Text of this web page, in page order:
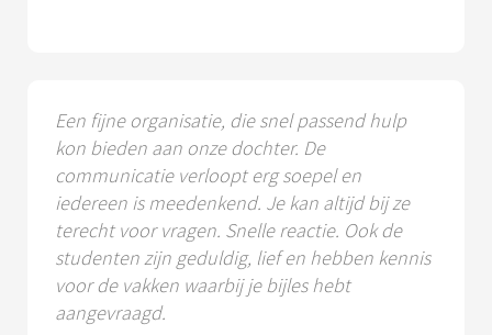
Een fijne organisatie, die snel passend hulp
kon bieden aan onze dochter. De
communicatie verloopt erg soepel en
iedereen is meedenkend. Je kan altijd bij ze
terecht voor vragen. Snelle reactie. Ook de
studenten zijn geduldig, lief en hebben kennis
voor de vakken waarbij je bijles hebt
aangevraagd.